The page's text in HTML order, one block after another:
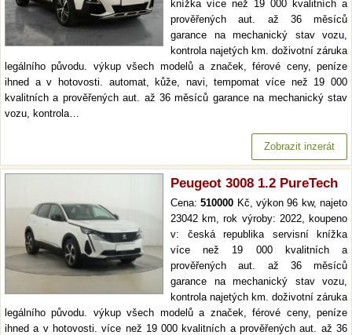
knížka více než 19 000 kvalitních a
prověřených aut. až 36 měsíců
garance na mechanický stav vozu,
kontrola najetých km. doživotní záruka
legálního původu. výkup všech modelů a značek, férové ceny, peníze
ihned a v hotovosti. automat, kůže, navi, tempomat více než 19 000
kvalitních a prověřených aut. až 36 měsíců garance na mechanický stav
vozu, kontrola…
Zobrazit inzerát
Peugeot 3008 1.2 PureTech
Cena:510000 Kč, výkon 96 kw, najeto
23042 km, rok výroby: 2022, koupeno
v: česká republika servisní knížka
více než 19 000 kvalitních a
prověřených aut. až 36 měsíců
garance na mechanický stav vozu,
kontrola najetých km. doživotní záruka
legálního původu. výkup všech modelů a značek, férové ceny, peníze
ihned a v hotovosti. více než 19 000 kvalitních a prověřených aut. až 36